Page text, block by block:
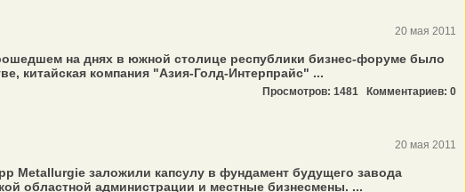
20 мая 2011
на днях в южной столице республики бизнес-форуме было
китайская компания "Азия-Голд-Интерпрайс" ...
Просмотров: 1481 Комментариев: 0
20 мая 2011
Metallurgie заложили капсулу в фундамент будущего завода
областной администрации и местные бизнесмены. ...